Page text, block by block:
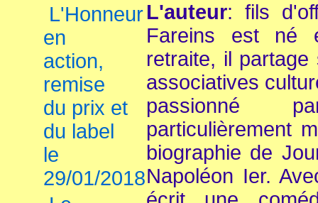
L'Honneur
en
action,
remise
du prix et
du label
le
29/01/2018
L'auteur: fils
Fareins est né
retraite, il
associatives
passionné
particulièrement
biographie de
Napoléon Ier.